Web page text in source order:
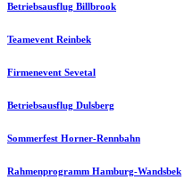
Betriebsausflug Billbrook
Teamevent Reinbek
Firmenevent Sevetal
Betriebsausflug Dulsberg
Sommerfest Horner-Rennbahn
Rahmenprogramm Hamburg-Wandsbek